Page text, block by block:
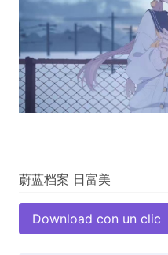
Download con un clic